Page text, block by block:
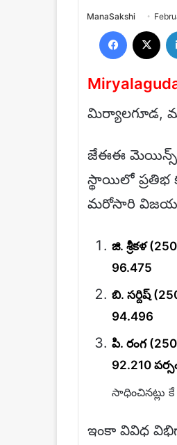
ManaSakshiSend
email
Facebook
మిర్యాలగూడ,
జేఈఈ మెయిన్స్
స్థాయిలో ప్రతిభ
మరోసారి
జి. శ్రీకళ
96.475
బి. సర్దిష్
94.496
పి. రంగ
92.210
సాధించినట్లు
ఇంకా వివిధ